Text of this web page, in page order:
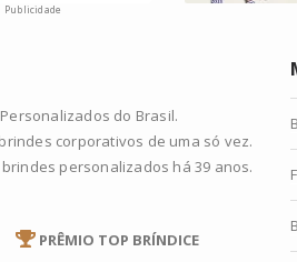
Publicidade
do Brasil.
corporativos de uma só vez.
personalizados há 39 anos.
PRÊMIO TOP BRÍNDICE